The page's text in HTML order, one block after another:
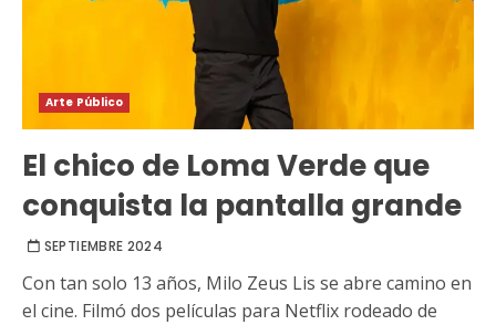
Arte Público
El chico de Loma Verde que
conquista la pantalla grande
SEPTIEMBRE 2024
Con tan solo 13 años, Milo Zeus Lis se abre camino en
el cine. Filmó dos películas para Netflix rodeado de